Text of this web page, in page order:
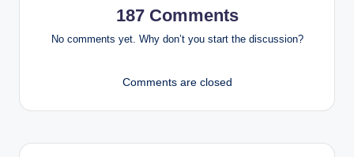
187 Comments
No comments yet. Why don’t you start the discussion?
Comments are closed